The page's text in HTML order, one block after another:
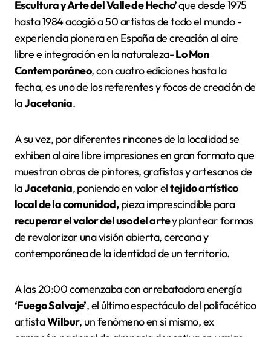
Escultura y Arte del Valle de Hecho’que desde 1975
hasta 1984 acogió a 50 artistas de todo el mundo -
experiencia pionera en España de creación al aire
libre e integración en la naturaleza-Lo Mon
Contemporáneo, con cuatro ediciones hasta la
fecha, es uno de los referentes y focos de creación de
laJacetania.
A su vez, por diferentes rincones de la localidad se
exhiben al aire libre impresiones en gran formato que
muestran obras de pintores, grafistas y artesanos de
laJacetania, poniendo en valor eltejido artístico
local de la comunidad,pieza imprescindible para
recuperar el valor del uso del artey plantear formas
de revalorizar una visión abierta, cercana y
contemporánea de la identidad de un territorio.
A las 20:00 comenzaba con arrebatadora energía
‘Fuego Salvaje’, el último espectáculo del polifacético
artistaWilbur, un fenómeno en si mismo, ex